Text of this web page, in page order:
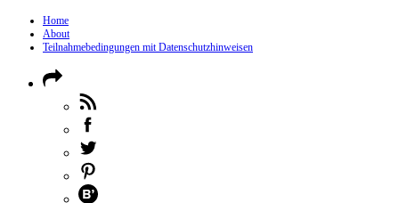
Home
About
Teilnahmebedingungen mit Datenschutzhinweisen